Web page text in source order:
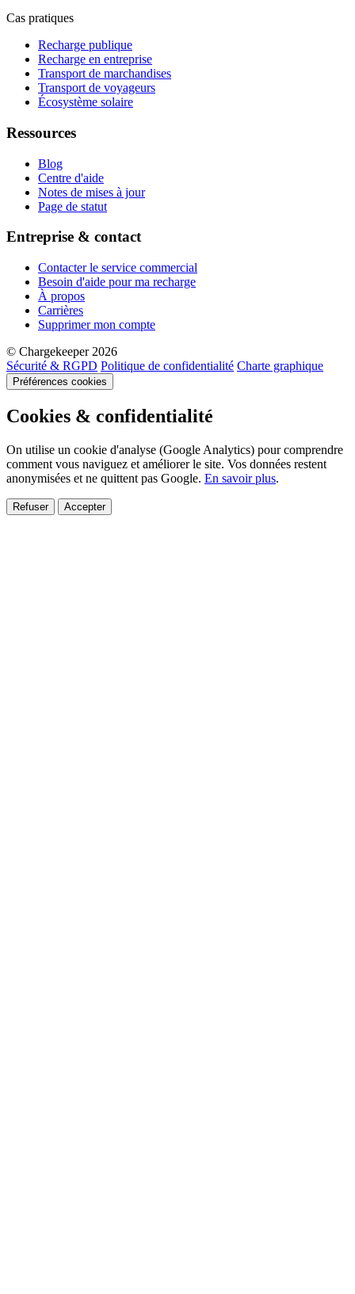
Cas pratiques
Recharge publique
Recharge en entreprise
Transport de marchandises
Transport de voyageurs
Écosystème solaire
Ressources
Blog
Centre d'aide
Notes de mises à jour
Page de statut
Entreprise & contact
Contacter le service commercial
Besoin d'aide pour ma recharge
À propos
Carrières
Supprimer mon compte
© Chargekeeper 2026
Sécurité & RGPD Politique de confidentialité Charte graphique
Préférences cookies
Cookies & confidentialité
On utilise un cookie d'analyse (Google Analytics) pour comprendre
comment vous naviguez et améliorer le site. Vos données restent
anonymisées et ne quittent pas Google. En savoir plus.
Refuser Accepter